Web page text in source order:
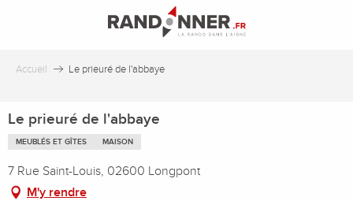
principal
Accueil Le prieuré de l'abbaye
Le prieuré de l'abbaye
MEUBLÉS ET GÎTES MAISON
7 Rue Saint-Louis, 02600 Longpont
M'y rendre